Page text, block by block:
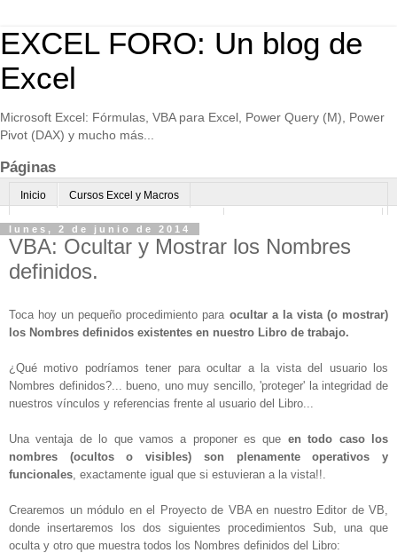
EXCEL FORO: Un blog de
Excel
Microsoft Excel: Fórmulas, VBA para Excel, Power Query (M), Power
Pivot (DAX) y mucho más...
Páginas
Inicio Cursos Excel y Macros
Excel Avanzado online-Microsoft Teams
Normas de uso Algo sobre mi
lunes, 2 de junio de 2014
VBA: Ocultar y Mostrar los Nombres
definidos.
Toca hoy un pequeño procedimiento para ocultar a la vista (o mostrar)
los Nombres definidos existentes en nuestro Libro de trabajo.
¿Qué motivo podríamos tener para ocultar a la vista del usuario los
Nombres definidos?... bueno, uno muy sencillo, 'proteger' la integridad de
nuestros vínculos y referencias frente al usuario del Libro...
Una ventaja de lo que vamos a proponer es que en todo caso los
nombres (ocultos o visibles) son plenamente operativos y
funcionales , exactamente igual que si estuvieran a la vista!!.
Crearemos un módulo en el Proyecto de VBA en nuestro Editor de VB,
donde insertaremos los dos siguientes procedimientos Sub, una que
oculta y otro que muestra todos los Nombres definidos del Libro: